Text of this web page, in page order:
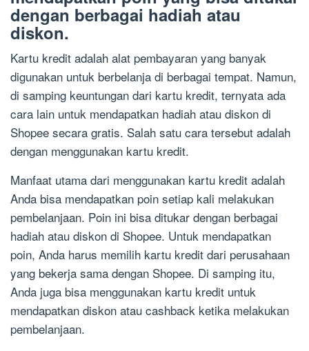
dengan berbagai hadiah atau
diskon.
Kartu kredit adalah alat pembayaran yang banyak
digunakan untuk berbelanja di berbagai tempat. Namun,
di samping keuntungan dari kartu kredit, ternyata ada
cara lain untuk mendapatkan hadiah atau diskon di
Shopee secara gratis. Salah satu cara tersebut adalah
dengan menggunakan kartu kredit.
Manfaat utama dari menggunakan kartu kredit adalah
Anda bisa mendapatkan poin setiap kali melakukan
pembelanjaan. Poin ini bisa ditukar dengan berbagai
hadiah atau diskon di Shopee. Untuk mendapatkan
poin, Anda harus memilih kartu kredit dari perusahaan
yang bekerja sama dengan Shopee. Di samping itu,
Anda juga bisa menggunakan kartu kredit untuk
mendapatkan diskon atau cashback ketika melakukan
pembelanjaan.